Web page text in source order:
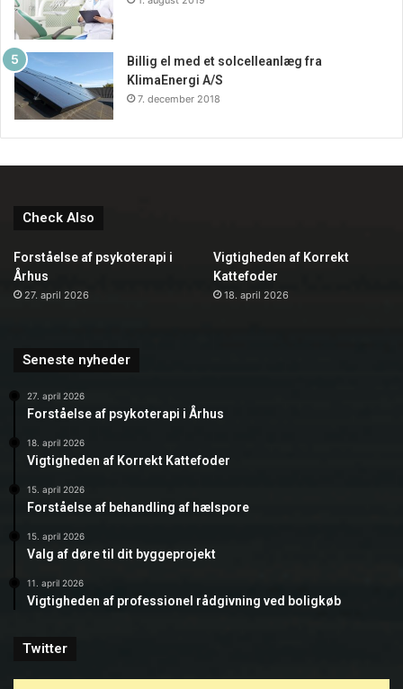
Billig el med et solcelleanlæg fra
KlimaEnergi A/S
7. december 2018
Check Also
Forståelse af psykoterapi i
Århus
27. april 2026
Vigtigheden af Korrekt
Kattefoder
18. april 2026
Seneste nyheder
27. april 2026
Forståelse af psykoterapi i Århus
18. april 2026
Vigtigheden af Korrekt Kattefoder
15. april 2026
Forståelse af behandling af hælspore
15. april 2026
Valg af døre til dit byggeprojekt
11. april 2026
Vigtigheden af professionel rådgivning ved boligkøb
Twitter